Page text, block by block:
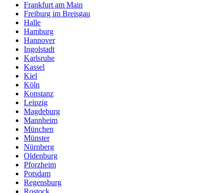
Frankfurt am Main
Freiburg im Breisgau
Halle
Hamburg
Hannover
Ingolstadt
Karlsruhe
Kassel
Kiel
Köln
Konstanz
Leipzig
Magdeburg
Mannheim
München
Münster
Nürnberg
Oldenburg
Pforzheim
Potsdam
Regensburg